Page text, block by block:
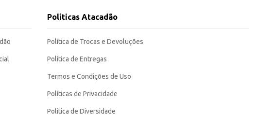
imaginação e habilidades sociais. É uma escolha prática e acessível para pais e
Políticas Atacadão
Política de Trocas e Devoluções
Política de Entregas
Termos e Condições de Uso
Políticas de Privacidade
Política de Diversidade